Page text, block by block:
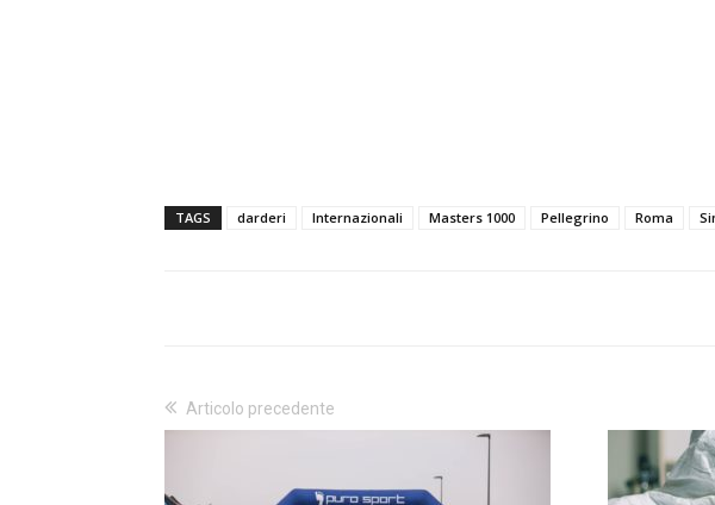
TAGS darderi Internazionali Masters 1000 Pellegrino Roma
Articolo precedente